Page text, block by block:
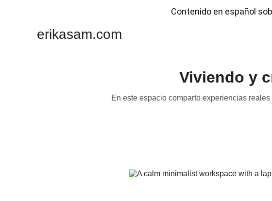
Contenido en español
erikasam.com
Viviendo y
En este espacio comparto experiencias